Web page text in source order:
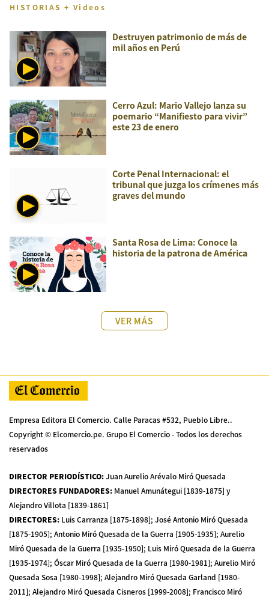
HISTORIAS + Videos
Destruyen patrimonio de más de
mil años en Perú
Cerro Azul: Mario Vallejo lanza su
poemario “Manifiesto para vivir”
este 23 de enero
Corte Penal Internacional: el
tribunal que juzga los crímenes más
graves del mundo
Santa Rosa de Lima: Conoce la
historia de la patrona de América
VER MÁS
Empresa Editora El Comercio. Calle Paracas #532, Pueblo Libre..
Copyright © Elcomercio.pe. Grupo El Comercio - Todos los derechos
reservados
DIRECTOR PERIODÍSTICO:Juan Aurelio Arévalo Miró Quesada
DIRECTORES FUNDADORES: Manuel Amunátegui [1839-1875] y
Alejandro Villota [1839-1861]
DIRECTORES: Luis Carranza [1875-1898]; José Antonio Miró Quesada
[1875-1905]; Antonio Miró Quesada de la Guerra [1905-1935]; Aurelio
Miró Quesada de la Guerra [1935-1950]; Luis Miró Quesada de la Guerra
[1935-1974]; Óscar Miró Quesada de la Guerra [1980-1981]; Aurelio Miró
Quesada Sosa [1980-1998]; Alejandro Miró Quesada Garland [1980-
2011]; Alejandro Miró Quesada Cisneros [1999-2008]; Francisco Miró